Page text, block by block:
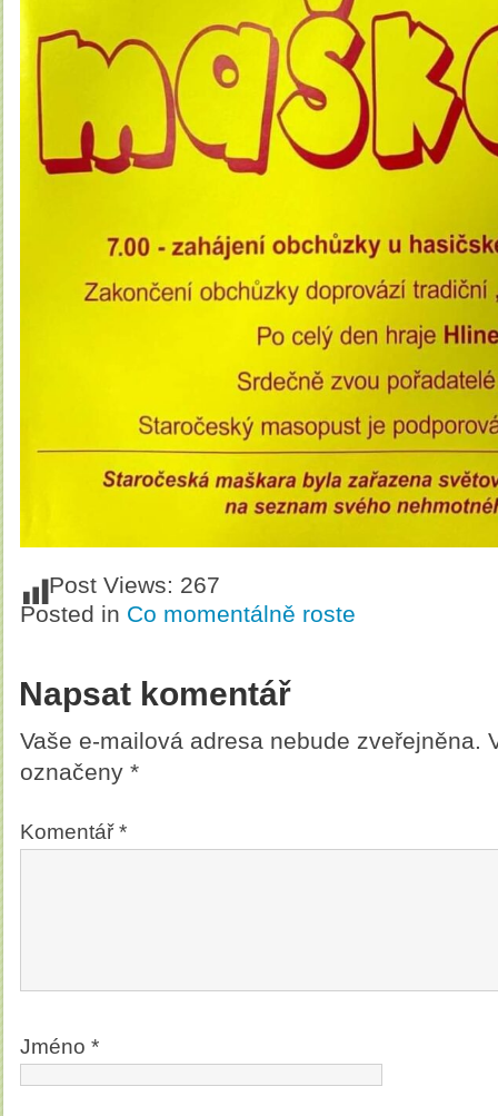
Post Views: 267
Posted in Co momentálně roste
Napsat komentář
Vaše e-mailová adresa nebude zveřejněna.
označeny *
Komentář*
Jméno *